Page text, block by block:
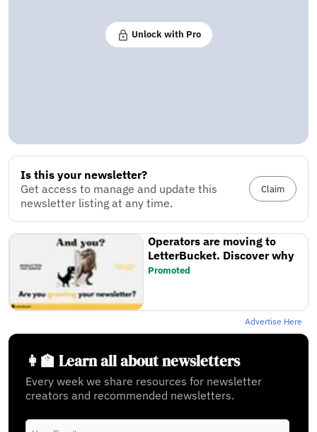
Unlock with Pro
Is this your newsletter?
Get access to manage and update this
newsletter listing at any time.
Claim
Operators are moving to
LetterBucket. Discover why
Promoted
Advertise Here
👩‍🏫 Learn all about newsletters
Every week we share resources for newsletter
creators and recommended newsletters.